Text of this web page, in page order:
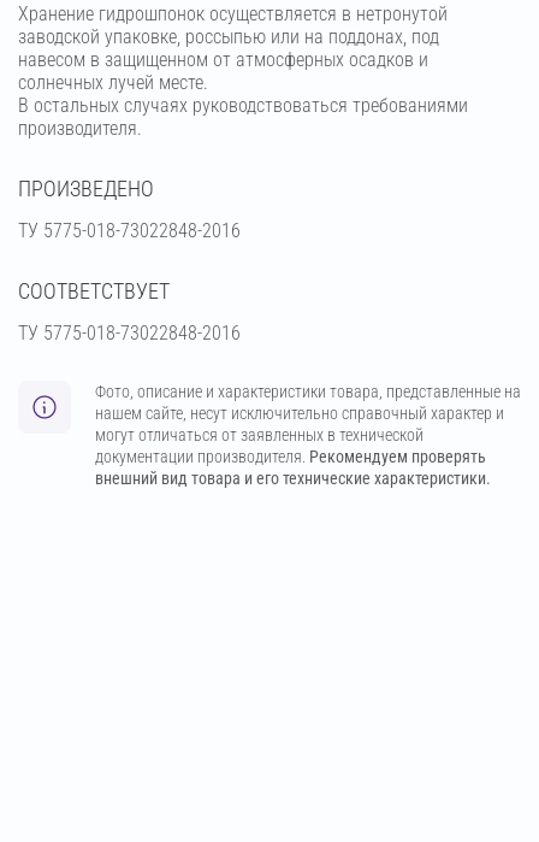
Хранение гидрошпонок осуществляется в нетронутой
заводской упаковке, россыпью или на поддонах, под
навесом в защищенном от атмосферных осадков и
солнечных лучей месте.
В остальных случаях руководствоваться требованиями
производителя.
ПРОИЗВЕДЕНО
ТУ 5775-018-73022848-2016
СООТВЕТСТВУЕТ
ТУ 5775-018-73022848-2016
Фото, описание и характеристики товара, представленные на
нашем сайте, несут исключительно справочный характер и
могут отличаться от заявленных в технической
документации производителя. Рекомендуем проверять
внешний вид товара и его технические характеристики.